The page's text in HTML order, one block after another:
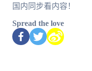
国内同步看内容！
Spread the love